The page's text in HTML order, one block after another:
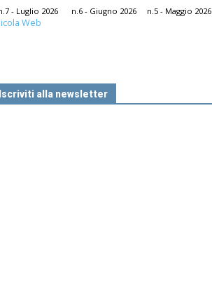
- Luglio 2026 n.6 - Giugno 2026 n.5 - Maggio 2026
Web
alla newsletter